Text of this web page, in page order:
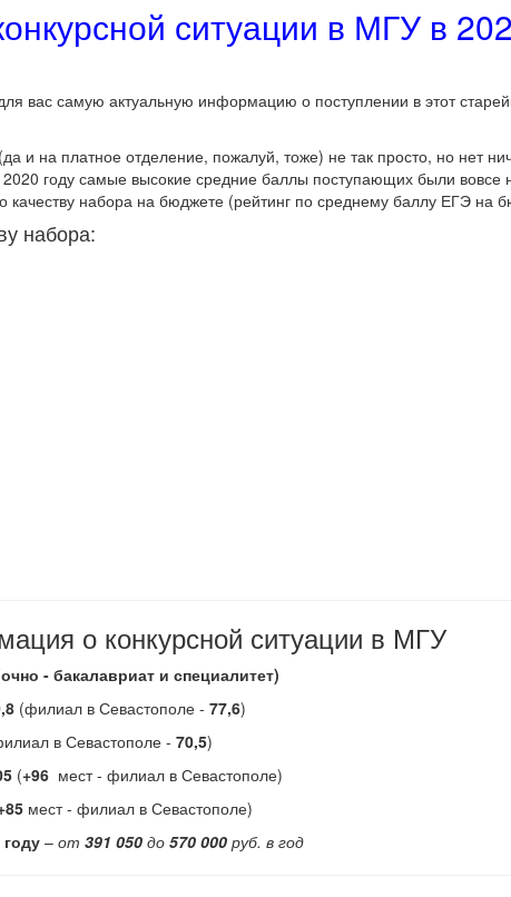
ситуации в МГУ в
вас самую актуальную информацию о поступлении в этот
на платное отделение, пожалуй, тоже) не так просто, но нет
году самые высокие средние баллы поступающих были
качеству набора на бюджете (рейтинг по среднему баллу ЕГЭ на
набора:
о конкурсной ситуации в МГУ
- бакалавриат и специалитет)
(филиал в Севастополе - 77,6)
в Севастополе - 70,5)
(+96 мест - филиал в Севастополе)
мест - филиал в Севастополе)
– от 391 050 до 570 000 руб. в год